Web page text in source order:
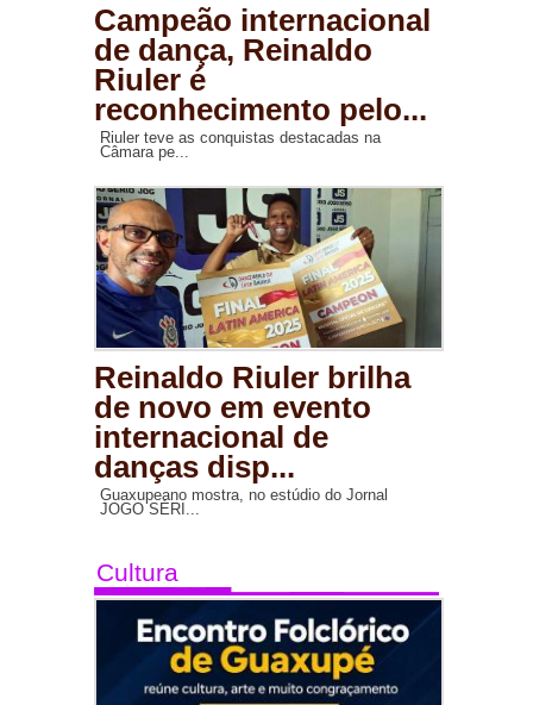
Campeão internacional
de dança, Reinaldo
Riuler é
reconhecimento pelo...
Riuler teve as conquistas destacadas na
Câmara pe...
Reinaldo Riuler brilha
de novo em evento
internacional de
danças disp...
Guaxupeano mostra, no estúdio do Jornal
JOGO SÉRI...
Cultura